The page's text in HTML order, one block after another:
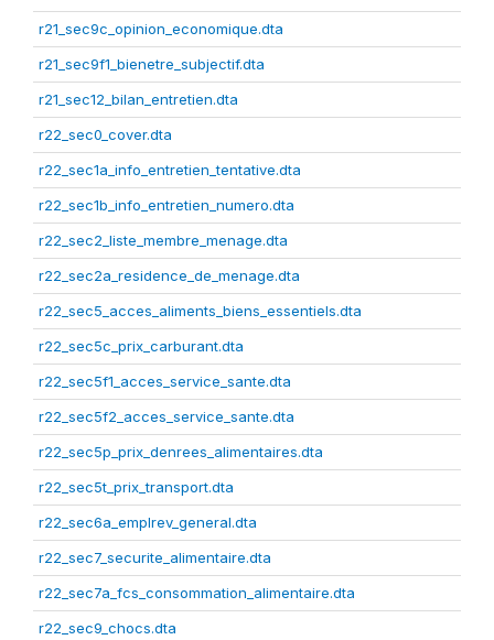
r21_sec9c_opinion_economique.dta
r21_sec9f1_bienetre_subjectif.dta
r21_sec12_bilan_entretien.dta
r22_sec0_cover.dta
r22_sec1a_info_entretien_tentative.dta
r22_sec1b_info_entretien_numero.dta
r22_sec2_liste_membre_menage.dta
r22_sec2a_residence_de_menage.dta
r22_sec5_acces_aliments_biens_essentiels.dta
r22_sec5c_prix_carburant.dta
r22_sec5f1_acces_service_sante.dta
r22_sec5f2_acces_service_sante.dta
r22_sec5p_prix_denrees_alimentaires.dta
r22_sec5t_prix_transport.dta
r22_sec6a_emplrev_general.dta
r22_sec7_securite_alimentaire.dta
r22_sec7a_fcs_consommation_alimentaire.dta
r22_sec9_chocs.dta